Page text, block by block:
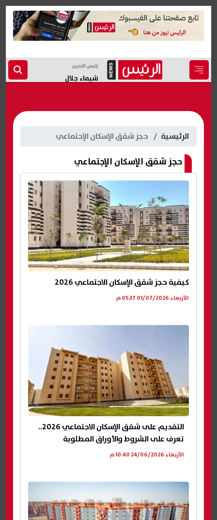
رئيس التحرير
شيماء جلال
الرئيسية حجز شقق الإسكان الإجتماعي
حجز شقق الإسكان الإجتماعي
كيفية حجز شقق الإسكان الاجتماعي 2026
الأربعاء 01/07/2026 05:37 م
التقديم على شقق الإسكان الاجتماعي 2026..
تعرف على الشروط والأوراق المطلوبة
الأربعاء 24/06/2026 10:40 م